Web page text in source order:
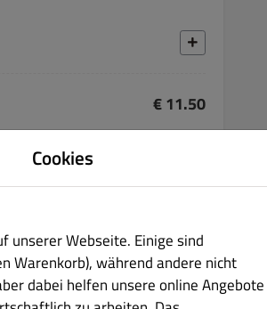
€ 11.50
€ 13.30
Cookies
unserer Webseite. Einige sind
Warenkorb), während andere nicht
dabei helfen unsere online Angebote